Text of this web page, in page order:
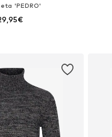
'PEDRO'